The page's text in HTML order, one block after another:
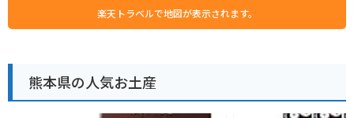
楽天トラベルで地図が表示されます。
熊本県の人気お土産